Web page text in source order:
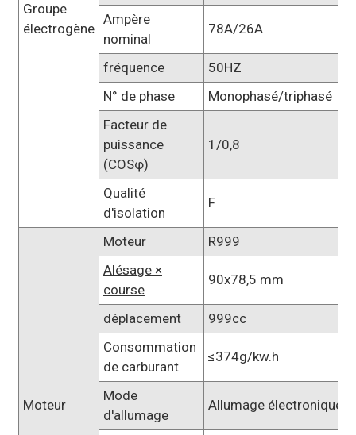
Groupe
électrogène
Ampère
nominal
78A/26A
fréquence
50HZ
N° de phase
Monophasé/triphasé
Facteur de
puissance
(COSφ)
1/0,8
Qualité
d'isolation
F
Moteur
Moteur
R999
Alésage ×
course
90x78,5 mm
déplacement
999cc
Consommation
de carburant
≤374g/kw.h
Mode
d'allumage
Allumage électronique